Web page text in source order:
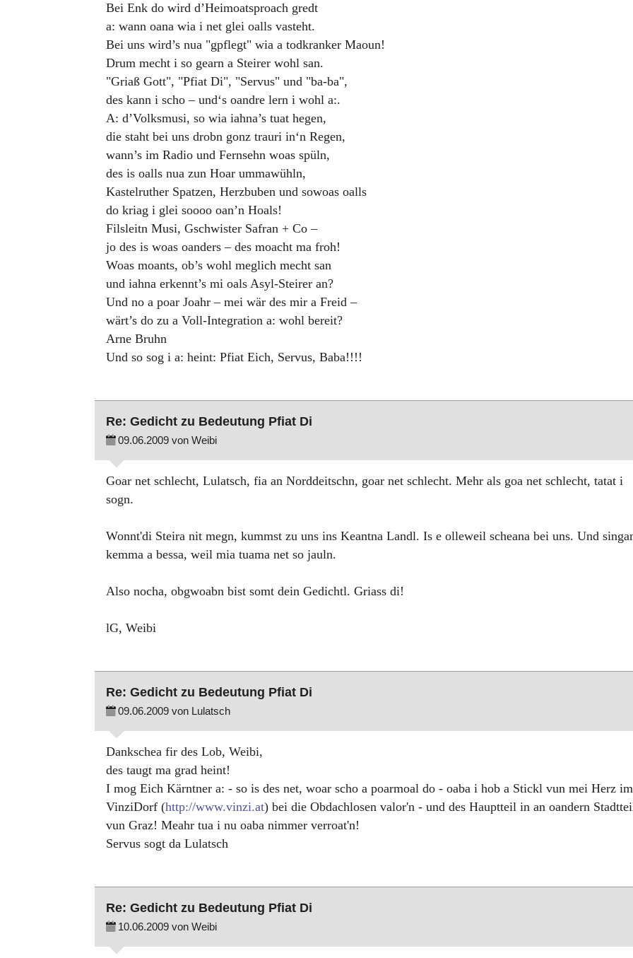
Bei Enk do wird d’Heimoatsproach gredt
a: wann oana wia i net glei oalls vasteht.
Bei uns wird’s nua "gpflegt" wia a todkranker Maoun!
Drum mecht i so gearn a Steirer wohl san.
"Griaß Gott", "Pfiat Di", "Servus" und "ba-ba",
des kann i scho – und‘s oandre lern i wohl a:.
A: d’Volksmusi, so wia iahna’s tuat hegen,
die staht bei uns drobn gonz trauri in‘n Regen,
wann’s im Radio und Fernsehn woas spüln,
des is oalls nua zun Hoar ummawühln,
Kastelruther Spatzen, Herzbuben und sowoas oalls
do kriag i glei soooo oan’n Hoals!
Filsleitn Musi, Gschwister Safran + Co –
jo des is woas oanders – des moacht ma froh!
Woas moants, ob’s wohl meglich mecht san
und iahna erkennt’s mi oals Asyl-Steirer an?
Und no a poar Joahr – mei wär des mir a Freid –
wärt’s do zu a Voll-Integration a: wohl bereit?
Arne Bruhn
Und so sog i a: heint: Pfiat Eich, Servus, Baba!!!!
Re: Gedicht zu Bedeutung Pfiat Di
09.06.2009 von Weibi
Goar net schlecht, Lulatsch, fia an Norddeitschn, goar net schlecht. Mehr als goa net schlecht, tatat i
sogn.
Wonnt'di Steira nit megn, kummst zu uns ins Keantna Landl. Is e olleweil scheana bei uns. Und
kemma a bessa, weil mia tuama net so jauln.
Also nocha, obgwoabn bist somt dein Gedichtl. Griass di!
lG, Weibi
Re: Gedicht zu Bedeutung Pfiat Di
09.06.2009 von Lulatsch
Dankschea fir des Lob, Weibi,
des taugt ma grad heint!
I mog Eich Kärntner a: - so is des net, woar scho a poarmoal do - oaba i hob a Stickl vun mei Herz im
VinziDorf (http://www.vinzi.at) bei die Obdachlosen valor'n - und des Hauptteil in an oandern
vun Graz! Meahr tua i nu oaba nimmer verroat'n!
Servus sogt da Lulatsch
Re: Gedicht zu Bedeutung Pfiat Di
10.06.2009 von Weibi